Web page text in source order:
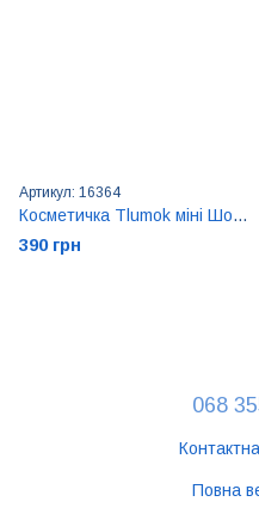
Артикул: 16364
Косметичка Tlumok міні Шоколад
390 грн
068
Повна